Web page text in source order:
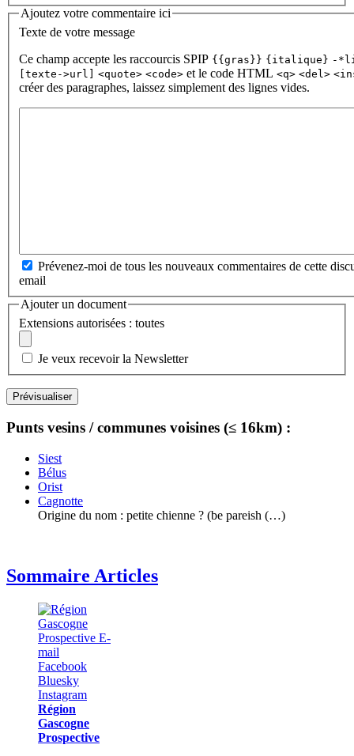
Ajoutez votre commentaire ici
Texte de votre message
Ce champ accepte les raccourcis SPIP {{gras}} {italique} -
[texte->url]
<quote> <code> et le code HTML <q> <del>
créer des paragraphes, laissez simplement des lignes vides.
Prévenez-moi de tous les nouveaux commentaires de cette
email
Ajouter un document
Extensions autorisées : toutes
Je veux recevoir la Newsletter
Punts vesins / communes voisines (≤ 16km) :
Siest
Bélus
Orist
Cagnotte
Origine du nom : petite chienne ? (be pareish (…)
Sommaire Articles
Région
Gascogne
Prospective